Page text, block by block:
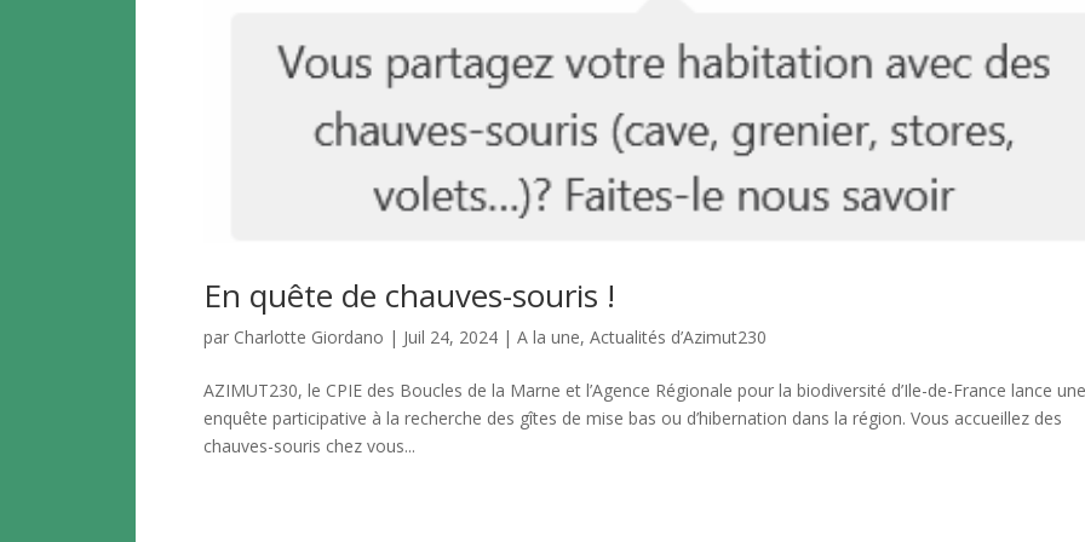
En quête de chauves-souris !
par Charlotte Giordano | Juil 24, 2024 | A la une, Actualités d’Azimut230
AZIMUT230, le CPIE des Boucles de la Marne et l’Agence Régionale pour la biodiversité d’Ile-de-France lance une
enquête participative à la recherche des gîtes de mise bas ou d’hibernation dans la région. Vous accueillez des
chauves-souris chez vous...